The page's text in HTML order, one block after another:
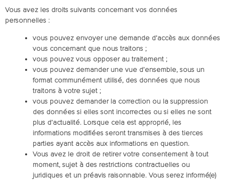
Vous avez les droits suivants concernant vos données
personnelles :
vous pouvez envoyer une demande d’accès aux données
vous concernant que nous traitons ;
vous pouvez vous opposer au traitement ;
vous pouvez demander une vue d’ensemble, sous un
format communément utilisé, des données que nous
traitons à votre sujet ;
vous pouvez demander la correction ou la suppression
des données si elles sont incorrectes ou si elles ne sont
plus d’actualité. Lorsque cela est approprié, les
informations modifiées seront transmises à des tierces
parties ayant accès aux informations en question.
Vous avez le droit de retirer votre consentement à tout
moment, sujet à des restrictions contractuelles ou
juridiques et un préavis raisonnable. Vous serez informé(e)